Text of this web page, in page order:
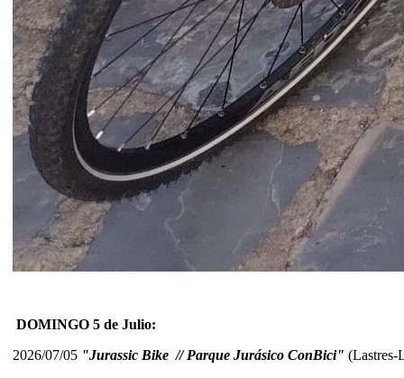
DOMINGO 5 de Julio:
2026/07/05 "Jurassic Bike // Parque Jurásico ConBici" (Lastres-